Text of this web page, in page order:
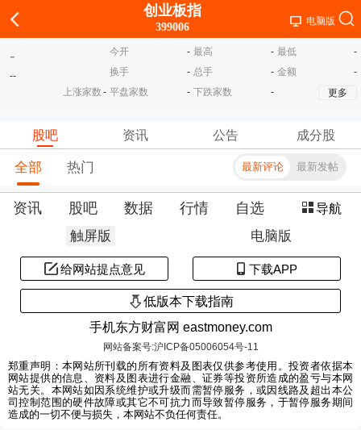
创业板指
399006 电脑版
-
--
今开 - 最高 - 最低
-
换手
- 总手 - 金额
-
上涨家数 - 平盘家数 - 下跌家数 - 更多
股吧 资讯 公告 成分股
全部 热门 最新评论 最新发帖
资讯 股吧 数据 行情 自选 导航
触屏版 电脑版
给网站提点意见 下载APP
低版本下载指南
手机东方财富网 eastmoney.com
网站备案号:沪ICP备05006054号-11
郑重声明：本网站所刊载的所有资料及图表仅供参考使用。投资者依据本
网站提供的信息、资料及图表进行金融、证券等投资所造成的盈亏与本网
站无关。本网站如因系统维护或升级而需暂停服务，或因线路及超出本公
司控制范围的硬件故障或其它不可抗力而导致暂停服务，于暂停服务期间
造成的一切不便与损失，本网站不负任何责任。